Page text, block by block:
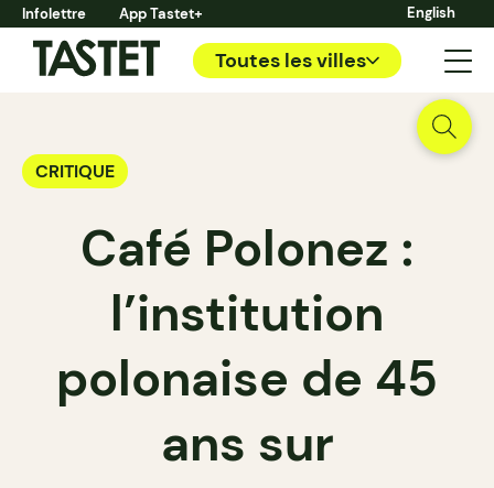
Infolettre App Tastet+ English
Toutes les villes
CRITIQUE
Café Polonez :
l’institution
polonaise de 45
ans sur